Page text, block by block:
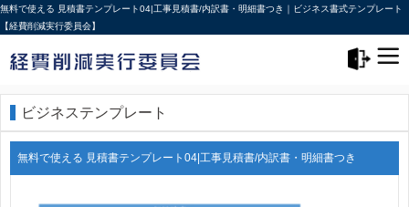
無料で使える 見積書テンプレート04|工事見積書/内訳書・明細書つき｜ビジネス書式テンプレート
【経費削減実行委員会】
ビジネステンプレート
無料で使える 見積書テンプレート04|工事見積書/内訳書・明細書つき